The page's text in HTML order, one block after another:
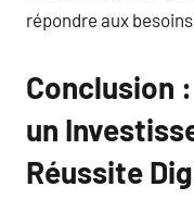
répondre aux
Conclusion
un
Réussite